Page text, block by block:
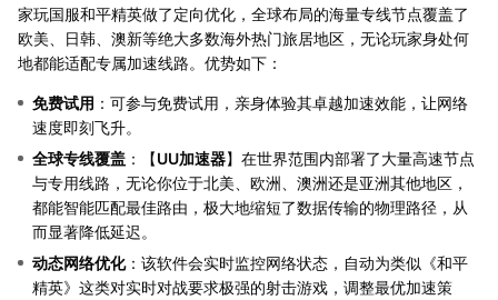
家玩国服和平精英做了定向优化，全球布局的海量专线节点覆盖了
欧美、日韩、澳新等绝大多数海外热门旅居地区，无论玩家身处何
地都能适配专属加速线路。优势如下：
免费试用 ：可参与免费试用，亲身体验其卓越加速效能，让网络
速度即刻飞升。
全球专线覆盖 ：【UU加速器】在世界范围内部署了大量高速节点
与专用线路，无论你位于北美、欧洲、澳洲还是亚洲其他地区，
都能智能匹配最佳路由，极大地缩短了数据传输的物理路径，从
而显著降低延迟。
动态网络优化：该软件会实时监控网络状态，自动为类似《和平
精英》这类对实时对战要求极强的射击游戏，调整最优加速策